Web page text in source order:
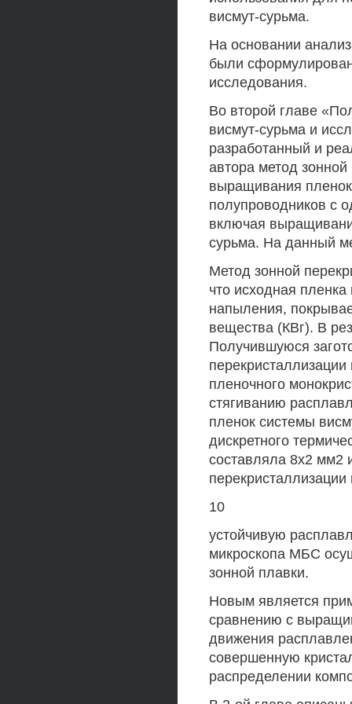
висмут-сурьма.
На основании
были
исследования.
Во второй главе
висмут-сурьма и
разработанный и
автора метод
выращивания
полупроводников с
включая
сурьма. На данный
Метод зонной
что исходная
напыления,
вещества (КВг). В
Получившуюся
пленочного
стягиванию
пленок системы
дискретного
составляла 8x2 мм2
10
устойчивую
микроскопа МБС
зонной плавки.
Новым является
сравнению с
движения
совершенную
распределении